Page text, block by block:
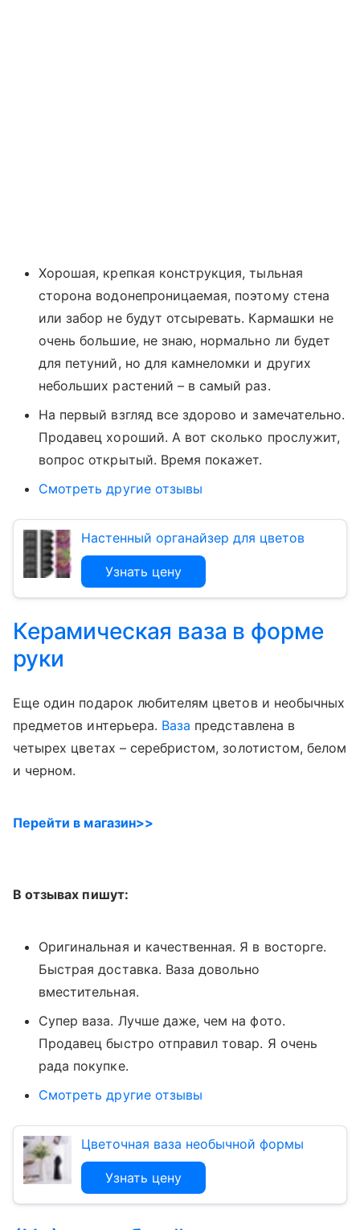
Хорошая, крепкая конструкция, тыльная
сторона водонепроницаемая, поэтому стена
или забор не будут отсыревать. Кармашки не
очень большие, не знаю, нормально ли будет
для петуний, но для камнеломки и других
небольших растений – в самый раз.
На первый взгляд все здорово и замечательно.
Продавец хороший. А вот сколько прослужит,
вопрос открытый. Время покажет.
Смотреть другие отзывы
Настенный органайзер для цветов
Узнать цену
Керамическая ваза в форме
руки
Еще один подарок любителям цветов и необычных
предметов интерьера. Ваза представлена в
четырех цветах – серебристом, золотистом, белом
и черном.
Перейти в магазин>>
В отзывах пишут:
Оригинальная и качественная. Я в восторге.
Быстрая доставка. Ваза довольно
вместительная.
Супер ваза. Лучше даже, чем на фото.
Продавец быстро отправил товар. Я очень
рада покупке.
Смотреть другие отзывы
Цветочная ваза необычной формы
Узнать цену